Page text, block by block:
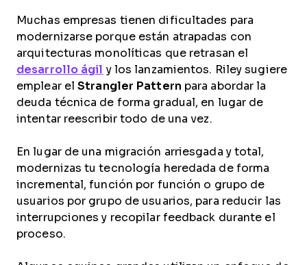
Muchas empresas tienen dificultades para
modernizarse porque están atrapadas con
arquitecturas monolíticas que retrasan el
desarrollo ágil y los lanzamientos. Riley sugiere
emplear elStrangler Pattern para abordar la
deuda técnica de forma gradual, en lugar de
intentar reescribir todo de una vez.
En lugar de una migración arriesgada y total,
modernizas tu tecnología heredada de forma
incremental, función por función o grupo de
usuarios por grupo de usuarios, para reducir las
interrupciones y recopilar feedback durante el
proceso.